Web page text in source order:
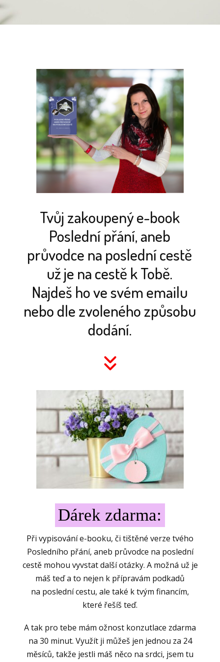
Tvůj zakoupený e-book
Poslední přání, aneb
průvodce na poslední cestě
už je na cestě k Tobě.
Najdeš ho ve svém emailu
nebo dle zvoleného způsobu
dodání.
Dárek zdarma:
Při vypisování e-booku, či tištěné verze tvého
Posledního přání, aneb průvodce na poslední
cestě mohou vyvstat další otázky. A možná už je
máš teď a to nejen k přípravám podkadů
na poslední cestu, ale také k tvým financím,
které řešíš teď.
A tak pro tebe mám ožnost konzutlace zdarma
na 30 minut. Využít ji můžeš jen jednou za 24
měsíců, takže jestli máš něco na srdci, jsem tu